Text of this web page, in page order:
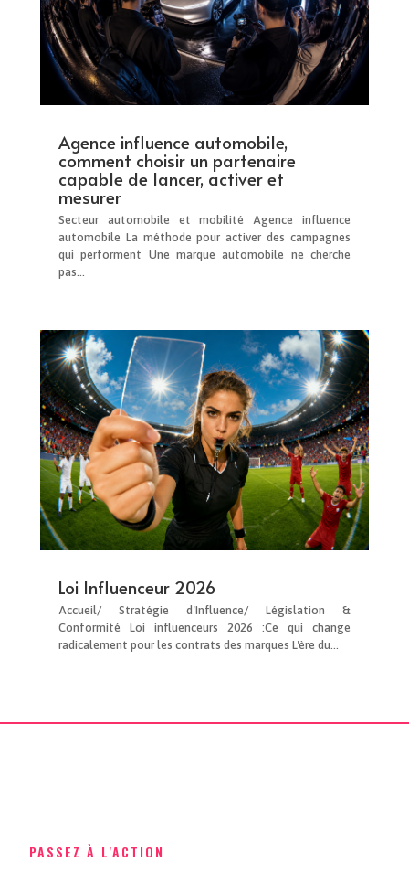
Agence influence automobile,
comment choisir un partenaire
capable de lancer, activer et
mesurer
Secteur automobile et mobilité Agence influence
automobile La méthode pour activer des campagnes
qui performent Une marque automobile ne cherche
pas...
Loi Influenceur 2026
Accueil/ Stratégie d'Influence/ Législation &
Conformité Loi influenceurs 2026 :Ce qui change
radicalement pour les contrats des marques L'ère du...
PASSEZ À L'ACTION